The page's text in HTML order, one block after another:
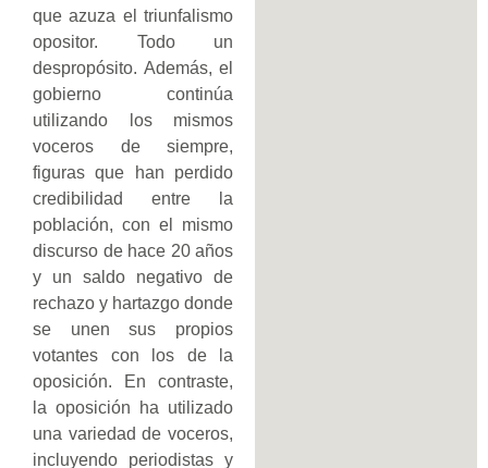
que azuza el triunfalismo
opositor. Todo un
despropósito. Además, el
gobierno continúa
utilizando los mismos
voceros de siempre,
figuras que han perdido
credibilidad entre la
población, con el mismo
discurso de hace 20 años
y un saldo negativo de
rechazo y hartazgo donde
se unen sus propios
votantes con los de la
oposición. En contraste,
la oposición ha utilizado
una variedad de voceros,
incluyendo periodistas y